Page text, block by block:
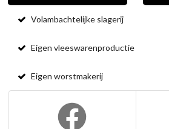
Volambachtelijke slagerij
Eigen vleeswarenproductie
Eigen worstmakerij